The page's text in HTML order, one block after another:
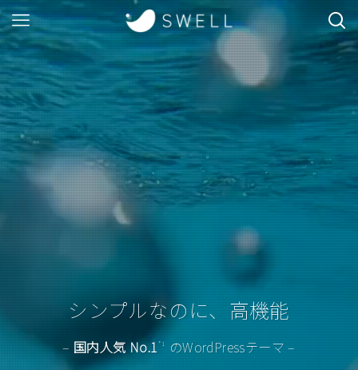
シンプルなのに、高機能
–国内人気 No.1*1のWordPressテーマ –